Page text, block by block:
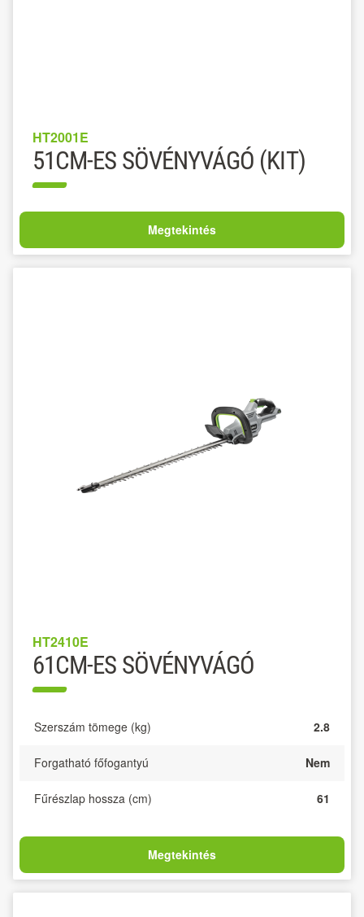
HT2001E
51CM-ES SÖVÉNYVÁGÓ (KIT)
Megtekintés
HT2410E
61CM-ES SÖVÉNYVÁGÓ
Szerszám tömege (kg) 2.8
Forgatható főfogantyú Nem
Fűrészlap hossza (cm) 61
Megtekintés